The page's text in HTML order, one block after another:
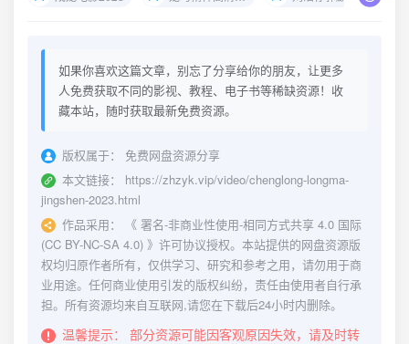
如果你喜欢这篇文章，别忘了分享给你的朋友，让更多
人免费获取不同的影视、教程、电子书等稀缺资源！收
藏本站，随时获取最新免费资源。
版权属于：
免费网盘资源分享
本文链接：
https://zhzyk.vip/video/chenglong-longma-
jingshen-2023.html
作品采用：
《 署名-非商业性使用-相同方式共享 4.0 国际
(CC BY-NC-SA 4.0) 》许可协议授权。本站提供的网盘资源版
权均归原作者所有，仅供学习、研究和参考之用，请勿用于商
业用途。任何商业使用引发的版权纠纷，责任由使用者自行承
担。所有资源均来自互联网,请您在下载后24小时内删除。
温馨提示：
部分资源可能因客观原因失效，请及时转